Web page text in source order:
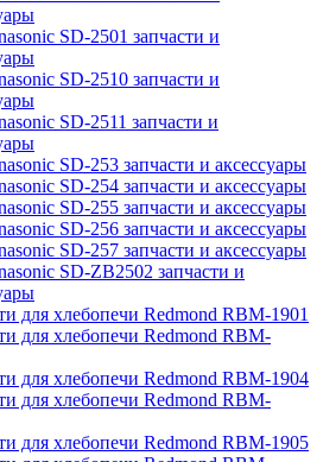
SD-2501 запчасти и
SD-2510 запчасти и
SD-2511 запчасти и
SD-253 запчасти и аксессуары
SD-254 запчасти и аксессуары
SD-255 запчасти и аксессуары
SD-256 запчасти и аксессуары
SD-257 запчасти и аксессуары
SD-ZB2502 запчасти и
для хлебопечи Redmond RBM-1901
для хлебопечи Redmond RBM-
для хлебопечи Redmond RBM-1904
для хлебопечи Redmond RBM-
для хлебопечи Redmond RBM-1905